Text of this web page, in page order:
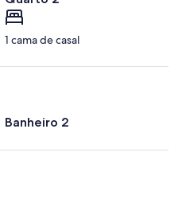
1 cama de casal
Banheiro 2